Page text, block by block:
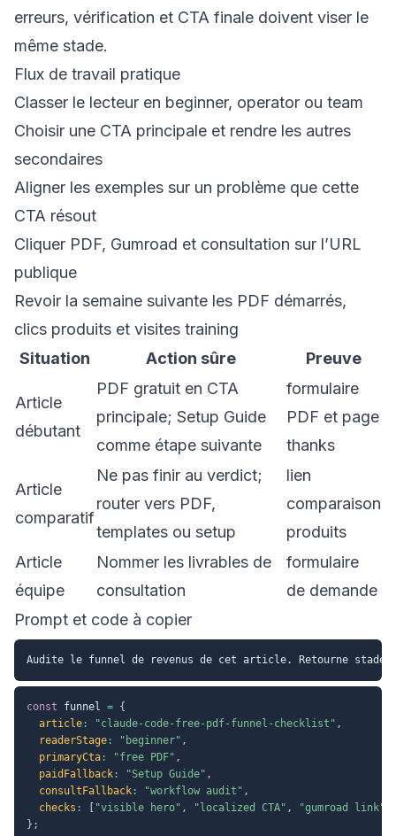
erreurs, vérification et CTA finale doivent viser le
même stade.
Flux de travail pratique
Classer le lecteur en beginner, operator ou team
Choisir une CTA principale et rendre les autres
secondaires
Aligner les exemples sur un problème que cette
CTA résout
Cliquer PDF, Gumroad et consultation sur l’URL
publique
Revoir la semaine suivante les PDF démarrés,
clics produits et visites training
Situation
Action sûre Preuve
Article
débutant
PDF gratuit en CTA
principale; Setup Guide
comme étape suivante
formulaire
PDF et page
thanks
Article
comparatif
Ne pas finir au verdict;
router vers PDF,
templates ou setup
lien
comparaison
produits
Article
équipe
Nommer les livrables de
consultation
formulaire
de demande
Prompt et code à copier
const funnel = {
article : "claude-code-free-pdf-funnel-checklist" ,
readerStage : "beginner" ,
primaryCta : "free PDF" ,
paidFallback : "Setup Guide" ,
consultFallback : "workflow audit" ,
checks : "visible hero" , "localized CTA" , "gumroad link"
} ;